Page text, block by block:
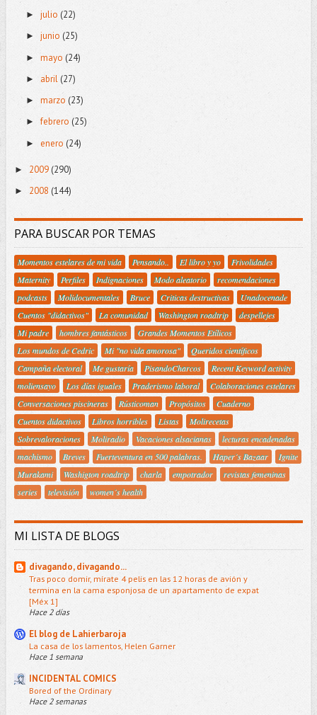
► julio (22)
► junio (25)
► mayo (24)
► abril(27)
► marzo (23)
►febrero (25)
► enero (24)
► 2009 (290)
► 2008 (144)
PARA BUSCAR POR TEMAS
Momentos estelares de mi vida Pensando.. El libro y yo
Frivolidades
Maternity
Perfiles Indignaciones Modo aleatorio
recomendaciones
podcasts
Molidocumentales Bruce Criticas destructivas
Unadocenade
Cuentos "didactivos"
La comunidad Washington roadtrip
despellejes
Mi padre
hombres fantásticos
Grandes Momentos Etílicos
Los mundos de Cedric
Mi "no vida amorosa"
Queridos científicos
Campaña electoral
Me gustaría PisandoCharcos
Recent Keyword activity
moliensayo
Los días iguales Praderismo laboral
Colaboraciones estelares
Conversaciones piscineras
Rústicoman Propósitos
Cuaderno
Cuentos didactivos
Libros horribles Listas
Molirecetas
Sobrevaloraciones
Moliradio Vacaciones alsacianas
lecturas encadenadas
machismo
Breves Fuerteventura en 500 palabras. Haper´s Bazaar
Ignite
Murakami
Washigton roadtrip charla empotrador
revistas femeninas
series
televisión women´s health
MI LISTA DE BLOGS
divagando, divagando...
Tras poco domir, mírate 4 pelis en las 12 horas de avión y
termina en la cama esponjosa de un apartamento de expat
[Méx 1]
Hace 2 días
El blog de Lahierbaroja
La casa de los lamentos, Helen Garner
Hace 1 semana
INCIDENTAL COMICS
Bored of the Ordinary
Hace 2 semanas